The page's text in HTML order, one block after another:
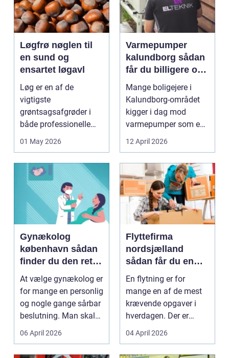
Løgfrø nøglen til
en sund og
ensartet løgavl
Løg er en af de
vigtigste
grøntsagsafgrøder i
både professionelle
landbrugspro...
01 May 2026
Varmepumper
kalundborg sådan
får du billigere og
mere bæredygtig
varme
Mange boligejere i
Kalundborg-området
kigger i dag mod
varmepumper som en
vej til lavere
varmeregnin...
12 April 2026
Gynækolog
københavn sådan
finder du den rette
specialist
At vælge gynækolog er
for mange en personlig
og nogle gange sårbar
beslutning. Man skal
både føle si...
06 April 2026
Flyttefirma
nordsjælland
sådan får du en
tryg og effektiv
flytning
En flytning er for
mange en af de mest
krævende opgaver i
hverdagen. Der er
meget at holde styr på,
04 April 2026